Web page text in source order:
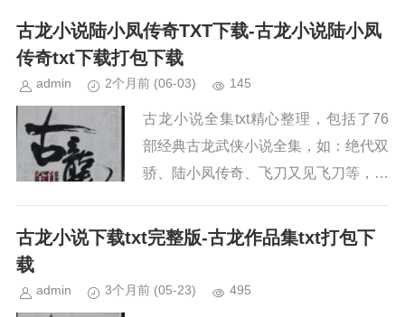
古龙介绍古龙，原名熊耀华，籍贯江
西，汉族。1938年6月...
古龙小说陆小凤传奇TXT下载-古龙小说陆小凤
传奇txt下载打包下载
admin 2个月前 (06-03) 145
古龙小说全集txt精心整理，包括了76
部经典古龙武侠小说全集，如：绝代双
骄、陆小凤传奇、飞刀又见飞刀等，喜
古龙介绍古龙，原名熊耀华，籍贯江
古龙小说下载txt完整版-古龙作品集txt打包下
载
admin 3个月前 (05-23) 495